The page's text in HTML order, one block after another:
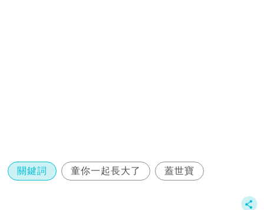
關鍵詞 童你一起長大了 蓋世寶